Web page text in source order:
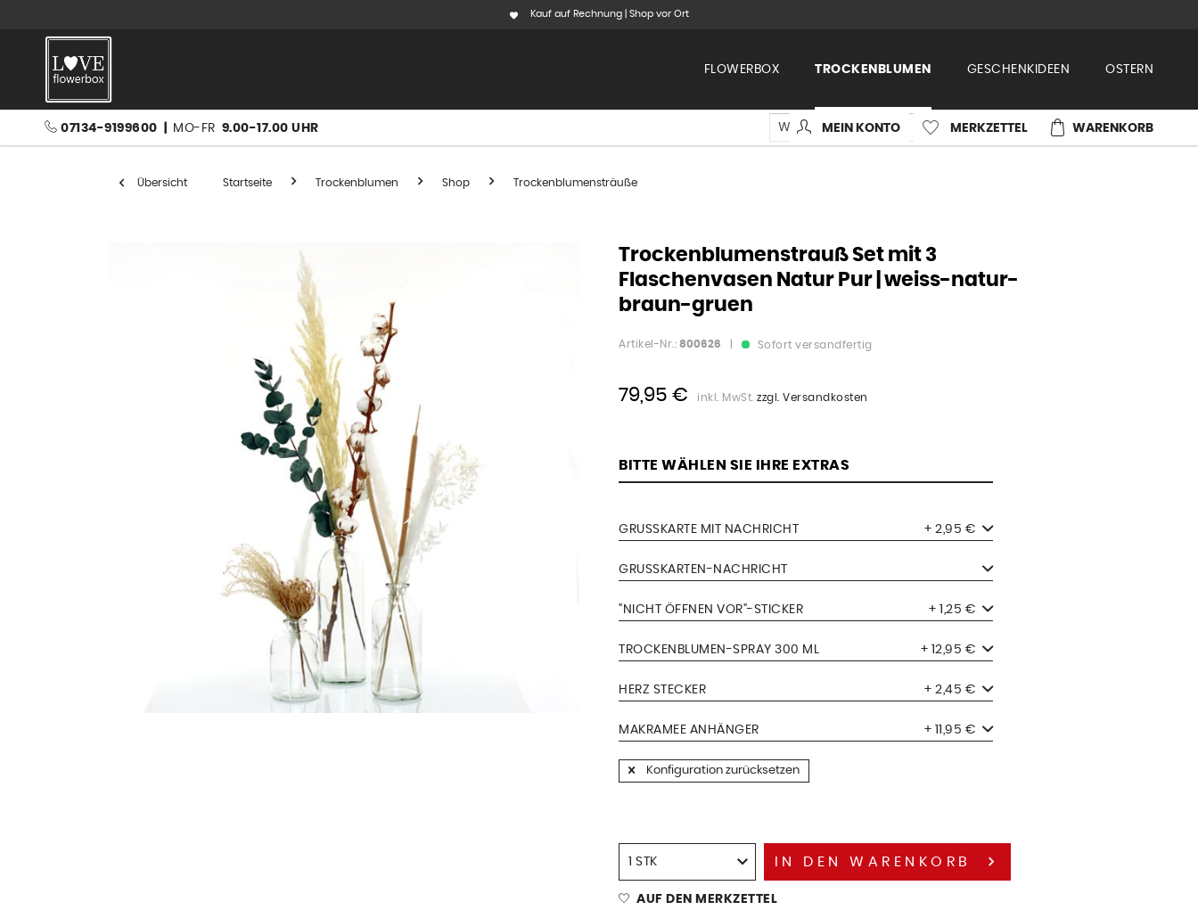
Kauf auf Rechnung | Shop vor Ort
FLOWERBOX TROCKENBLUMEN GESCHENKIDEEN OSTERN
07134-9199600 MO-FR 9.00-17.00 UHR MERKZETTEL
MEIN KONTO WARENKORB
Übersicht Startseite Trockenblumen Shop Trockenblumensträuße
Trockenblumenstrauß Set mit 3
Flaschenvasen Natur Pur | weiss-natur-
braun-gruen
Artikel-Nr.: 800626 Sofort versandfertig
79,95 € inkl. MwSt. zzgl. Versandkosten
BITTE WÄHLEN SIE IHRE EXTRAS
GRUSSKARTE MIT NACHRICHT + 2,95 €
GRUSSKARTEN-NACHRICHT
"NICHT ÖFFNEN VOR"-STICKER + 1,25 €
TROCKENBLUMEN-SPRAY 300 ML + 12,95 €
HERZ STECKER + 2,45 €
MAKRAMEE ANHÄNGER + 11,95 €
Konfiguration zurücksetzen
IN DEN WARENKORB
AUF DEN MERKZETTEL